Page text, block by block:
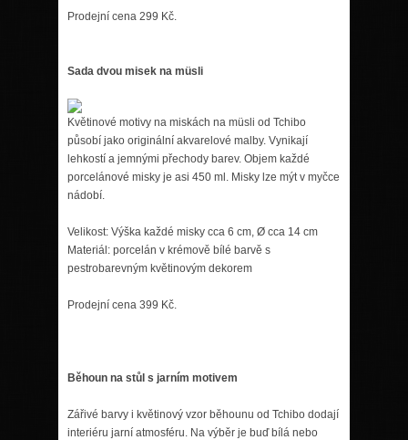
Prodejní cena 299 Kč.
Sada dvou misek na müsli
Květinové motivy na miskách na müsli od Tchibo
působí jako originální akvarelové malby. Vynikají
lehkostí a jemnými přechody barev. Objem každé
porcelánové misky je asi 450 ml. Misky lze mýt v myčce
nádobí.
Velikost: Výška každé misky cca 6 cm, Ø cca 14 cm
Materiál: porcelán v krémově bílé barvě s
pestrobarevným květinovým dekorem
Prodejní cena 399 Kč.
Běhoun na stůl s jarním motivem
Zářivé barvy i květinový vzor běhounu od Tchibo dodají
interiéru jarní atmosféru. Na výběr je buď bílá nebo